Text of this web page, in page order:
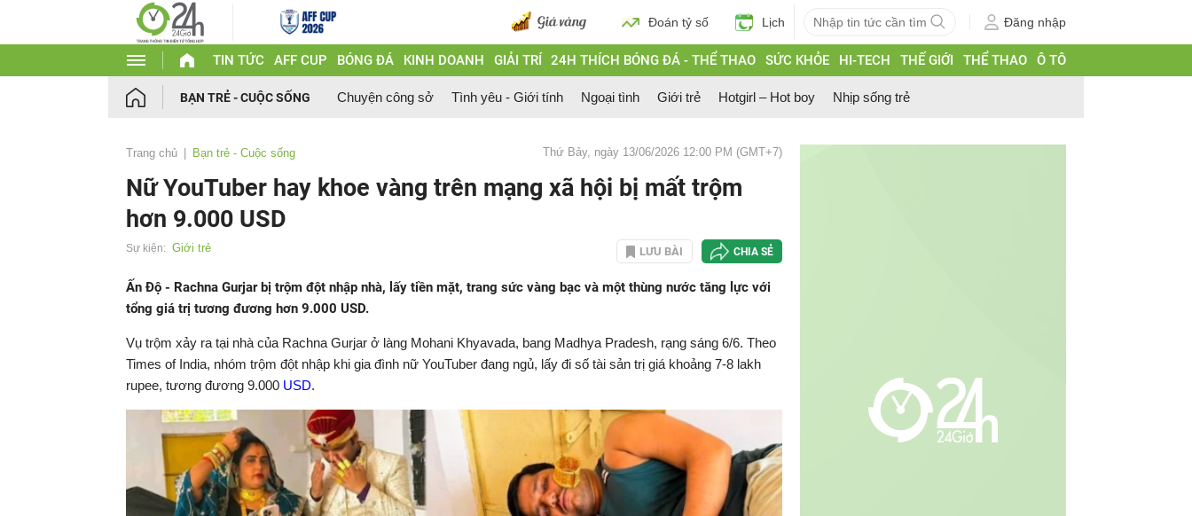
Đoán tỷ số Lịch Đăng nhập
TIN TỨC AFF CUP BÓNG ĐÁ KINH DOANH GIẢI TRÍ 24H THÍCH BÓNG ĐÁ - THỂ THAO SỨC KHỎE HI-TECH THẾ GIỚI THỂ THAO Ô TÔ
BẠN TRẺ - CUỘC SỐNG Chuyện công sở Tình yêu - Giới tính Ngoại tình Giới trẻ Hotgirl – Hot boy Nhịp sống trẻ
Trang chủ Bạn trẻ - Cuộc sống Thứ Bảy, ngày 13/06/2026 12:00 PM (GMT+7)
Nữ YouTuber hay khoe vàng trên mạng xã hội bị mất trộm
hơn 9.000 USD
Sự kiện: Giới trẻ LƯU BÀI CHIA SẺ
Ấn Độ - Rachna Gurjar bị trộm đột nhập nhà, lấy tiền mặt, trang sức vàng bạc và một thùng nước tăng lực với
tổng giá trị tương đương hơn 9.000 USD.
Vụ trộm xảy ra tại nhà của Rachna Gurjar ở làng Mohani Khyavada, bang Madhya Pradesh, rạng sáng 6/6. Theo
Times of India, nhóm trộm đột nhập khi gia đình nữ YouTuber đang ngủ, lấy đi số tài sản trị giá khoảng 7-8 lakh
rupee, tương đương 9.000 USD.